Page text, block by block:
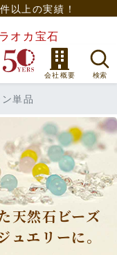
以上の実績！
オカ宝石
単品
天然石ビーズ
エリーに。